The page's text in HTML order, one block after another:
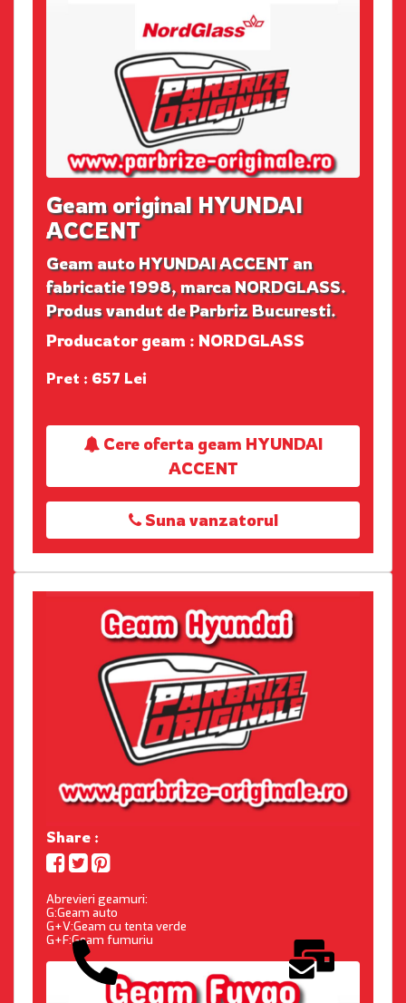
Geam original HYUNDAI
ACCENT
Geam auto HYUNDAI ACCENT an
fabricatie 1998, marca NORDGLASS.
Produs vandut de Parbriz Bucuresti.
Producator geam : NORDGLASS
Pret : 657 Lei
Cere oferta geam HYUNDAI
ACCENT
Suna vanzatorul
Share :
Abrevieri geamuri:
G:Geam auto
G+V:Geam cu tenta verde
G+F:Geam fumuriu